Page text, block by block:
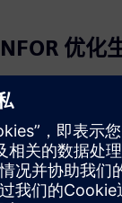
优化
Ltd. 是一家在电
。它可以帮助客
营。